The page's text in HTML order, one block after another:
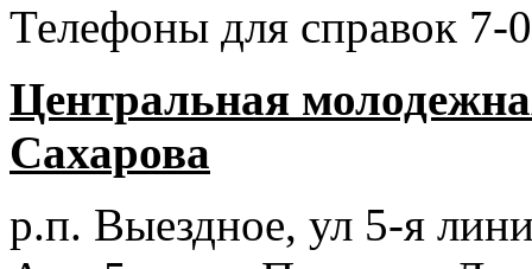
Телефоны для справок 7-
Центральная
Сахарова
р.п. Выездное, ул 5-я